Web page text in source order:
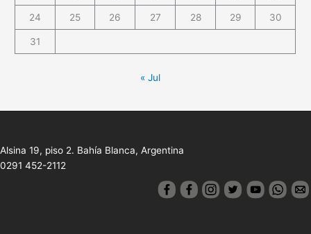
24 25 26 27 28 29 30
31
« Jul
Alsina 19, piso 2. Bahía Blanca, Argentina
0291 452-2112